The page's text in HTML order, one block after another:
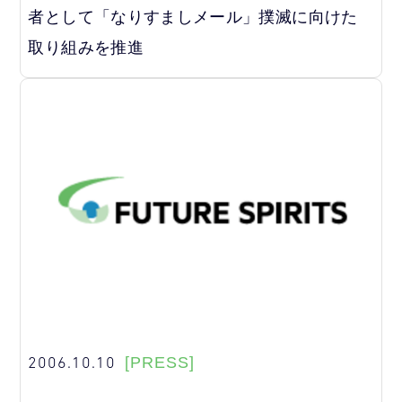
者として「なりすましメール」撲滅に向けた
取り組みを推進
2006.10.10 [PRESS]